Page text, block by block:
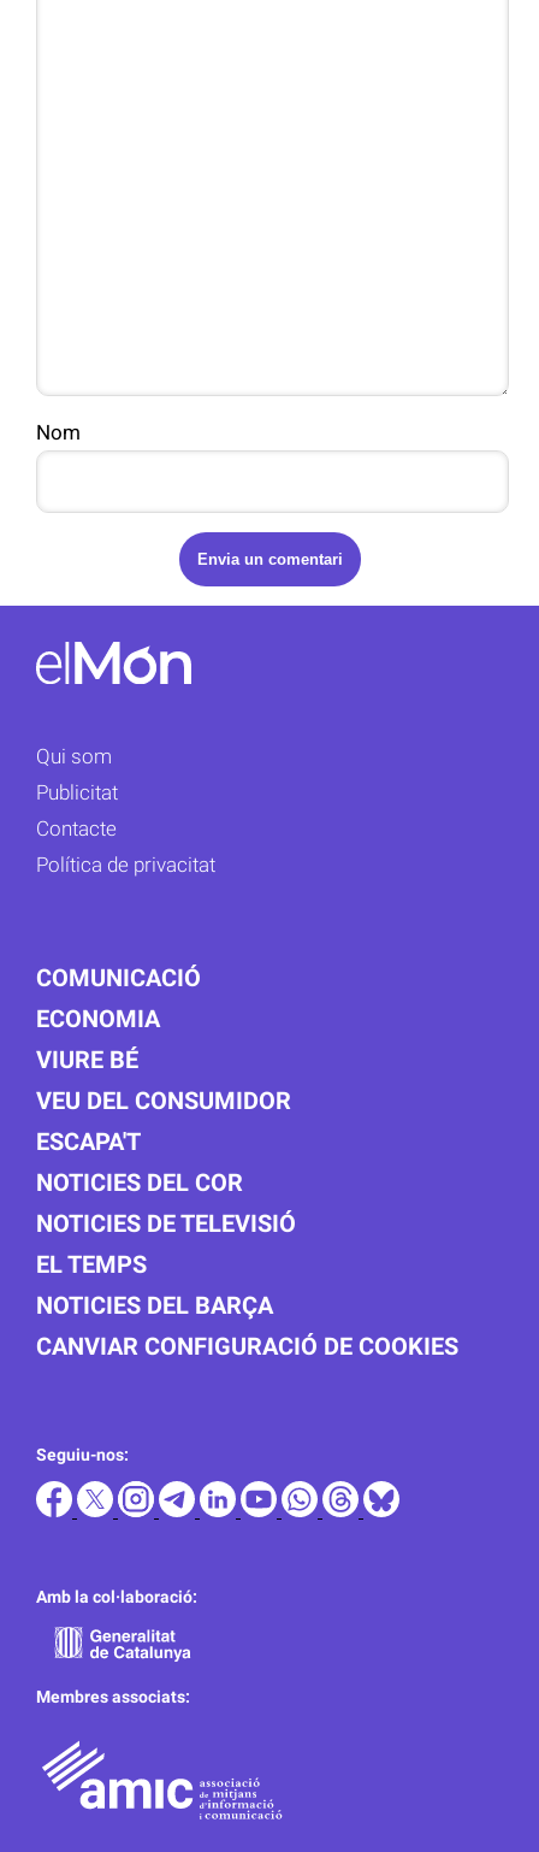
Nom
Qui som
Publicitat
Contacte
Política de privacitat
COMUNICACIÓ
ECONOMIA
VIURE BÉ
VEU DEL CONSUMIDOR
ESCAPA'T
NOTICIES DEL COR
NOTICIES DE TELEVISIÓ
EL TEMPS
NOTICIES DEL BARÇA
CANVIAR CONFIGURACIÓ DE COOKIES
Seguiu-nos:
Amb la col·laboració:
Membres associats: